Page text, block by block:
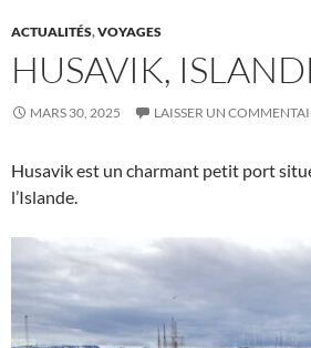
ACTUALITÉS,VOYAGES
HUSAVIK,
MARS 30, 2025 LAISSER UN
Husavik est un charmant petit port
l’Islande.